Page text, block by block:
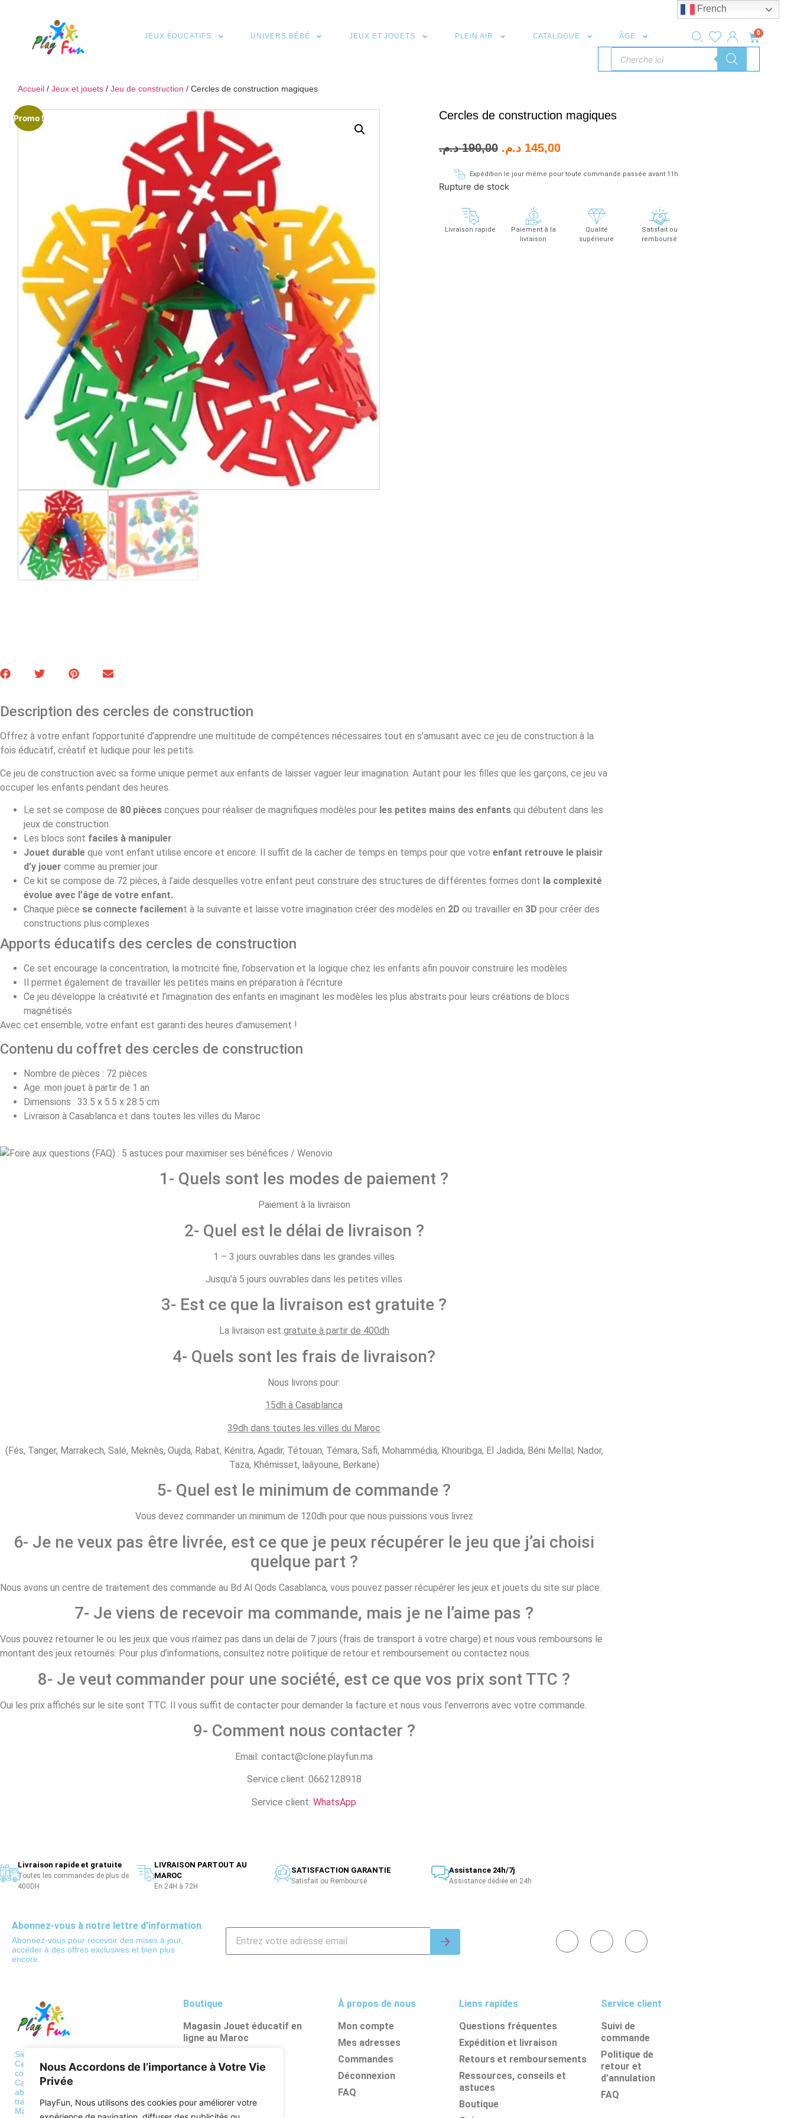
Nous Accordons de l’importance à Votre Vie
Privée
PlayFun, Nous utilisons des cookies pour améliorer votre
JEUX ÉDUCATIFS UNIVERS BÉBÉ JEUX ET JOUETS PLEIN AIR CATALOGUE ÂGE 0
Accueil / Jeux et jouets / Jeu de construction / Cercles de construction magiques
Promo ! Cercles de construction magiques
190,00 د.م. 145,00 د.م.
Expédition le jour même pour toute commande passée avant 11h
Rupture de stock
Livraison rapide
Paiement à la
livraison
Qualité
supérieure
Satisfait ou
remboursé
Description des cercles de construction
Offrez à votre enfant l’opportunité d’apprendre une multitude de compétences nécessaires tout en s’amusant avec ce jeu de construction à la
fois éducatif, créatif et ludique pour les petits.
Ce jeu de construction avec sa forme unique permet aux enfants de laisser vaguer leur imagination. Autant pour les filles que les garçons, ce jeu va
occuper les enfants pendant des heures.
Le set se compose de 80 pièces conçues pour réaliser de magnifiques modèles pour les petites mains des enfants qui débutent dans les
jeux de construction.
Les blocs sont faciles à manipuler
Jouet durable que vont enfant utilise encore et encore. Il suffit de la cacher de temps en temps pour que votre enfant retrouve le plaisir
d’y jouer comme au premier jour.
Ce kit se compose de 72 pièces, à l’aide desquelles votre enfant peut construire des structures de différentes formes dont la complexité
évolue avec l’âge de votre enfant.
Chaque pièce se connecte facilement à la suivante et laisse votre imagination créer des modèles en 2D ou travailler en 3D pour créer des
constructions plus complexes
Apports éducatifs des cercles de construction
Ce set encourage la concentration, la motricité fine, l’observation et la logique chez les enfants afin pouvoir construire les modèles
Il permet également de travailler les petites mains en préparation à l’écriture
Ce jeu développe la créativité et l’imagination des enfants en imaginant les modèles les plus abstraits pour leurs créations de blocs
magnétisés
Avec cet ensemble, votre enfant est garanti des heures d’amusement !
Contenu du coffret des cercles de construction
Nombre de pièces : 72 pièces
Age: mon jouet à partir de 1 an
Dimensions : 33.5 x 5.5 x 28.5 cm
Livraison à Casablanca et dans toutes les villes du Maroc
1- Quels sont les modes de paiement ?
Paiement à la livraison
2- Quel est le délai de livraison ?
1 – 3 jours ouvrables dans les grandes villes
Jusqu’à 5 jours ouvrables dans les petites villes
3- Est ce que la livraison est gratuite ?
La livraison est gratuite à partir de 400dh
4- Quels sont les frais de livraison?
Nous livrons pour:
15dh à Casablanca
39dh dans toutes les villes du Maroc
(Fés, Tanger, Marrakech, Salé, Meknès, Oujda, Rabat, Kénitra, Agadir, Tétouan, Témara, Safi, Mohammédia, Khouribga, El Jadida, Béni Mellal, Nador,
Taza, Khémisset, laâyoune, Berkane)
5- Quel est le minimum de commande ?
Vous devez commander un minimum de 120dh pour que nous puissions vous livrez
6- Je ne veux pas être livrée, est ce que je peux récupérer le jeu que j’ai choisi
quelque part ?
Nous avons un centre de traitement des commande au Bd Al Qods Casablanca, vous pouvez passer récupérer les jeux et jouets du site sur place.
7- Je viens de recevoir ma commande, mais je ne l’aime pas ?
Vous pouvez retourner le ou les jeux que vous n’aimez pas dans un delai de 7 jours (frais de transport à votre charge) et nous vous remboursons le
montant des jeux retournés. Pour plus d’informations, consultez notre politique de retour et remboursement ou contactez nous.
8- Je veut commander pour une société, est ce que vos prix sont TTC ?
Oui les prix affichés sur le site sont TTC. Il vous suffit de contacter pour demander la facture et nous vous l’enverrons avec votre commande.
9- Comment nous contacter ?
Email: contact@clone.playfun.ma
Service client: 0662128918
Service client: WhatsApp
Livraison rapide et gratuite
Toutes les commandes de plus de
400DH
LIVRAISON PARTOUT AU
MAROC
En 24H à 72H
SATISFACTION GARANTIE
Satisfait ou Remboursé
Assistance 24h/7j
Assistance dédiée en 24h
Abonnez-vous à notre lettre d'information
Abonnez-vous pour recevoir des mises à jour,
accéder à des offres exclusives et bien plus
encore.
Siège: 36 BD de Paris, Casablanca
Centre de traitement des
commandes
Casa: Bd al qods, hay mouley
abdellah Casablanca Centre de
traitement des commandes
Maroc: Zone industrielle Mediouna
Boutique
Magasin Jouet éducatif en
ligne au Maroc
Véhicules et circuits
Puzzles
À propos de nous
Mon compte
Mes adresses
Commandes
Déconnexion
FAQ
Liens rapides
Questions fréquentes
Expédition et livraison
Retours et remboursements
Ressources, conseils et
astuces
Boutique
Service client
Suivi de
commande
Politique de
retour et
d’annulation
FAQ
French